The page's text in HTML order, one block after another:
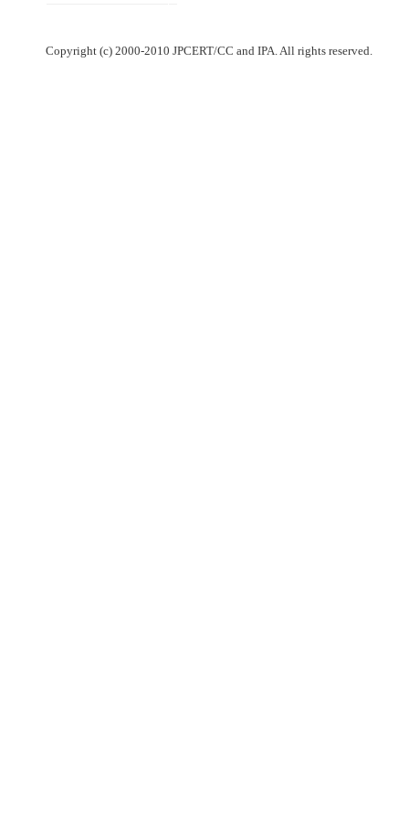
Copyright (c) 2000-2010 JPCERT/CC and IPA. All rights reserved.